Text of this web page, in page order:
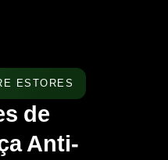
ESTORES
de
Anti-